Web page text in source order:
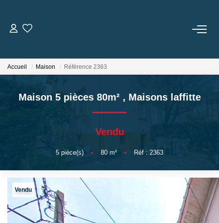
BIENS VENDUS
Toutes Les Agences
Nous Rejoindre
Nos Témoignages
Accueil Maison Référence 2363
Maison 5 pièces 80m² , Maisons laffitte
Vendu
5 pièce(s) • 80 m² • Réf : 2363
Vendu